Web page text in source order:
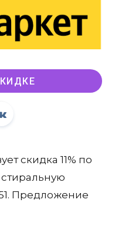
скидка 11% по
стиральную
Предложение